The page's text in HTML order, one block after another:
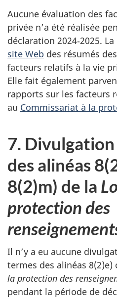
Aucune évaluation des
privée n’a été réalisée
déclaration 2024‑2025.
site Web des résumés
facteurs relatifs à la vie
Elle fait également
rapports sur les facteurs
au Commissariat à la
7.
des alinéas
8(2)m) de la
protection des
Il n’y a eu aucune
termes des alinéas 8(2)e)
la protection des
pendant la période de